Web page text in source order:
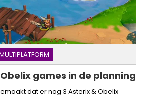
MULTIPLATFORM
games in de planning
dat er nog 3 Asterix & Obelix